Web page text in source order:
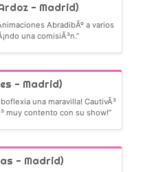
- Madrid)
AbradibÃº a varios
una comisiÃ³n.”
- Madrid)
una maravilla! CautivÃ³
muy contento con su show!”
- Madrid)